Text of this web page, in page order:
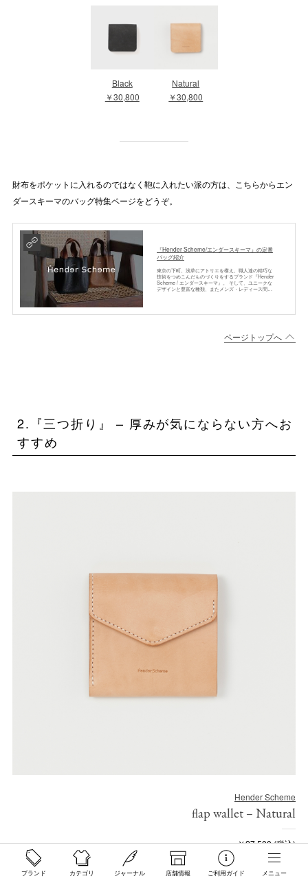
ブランド カテゴリ ジャーナル 店舗情報 ご利用ガイド メニュー
Black
￥30,800
Natural
￥30,800
財布をポケットに入れるのではなく鞄に入れたい派の方は、こちらからエン
ダースキーマのバッグ特集ページをどうぞ。
『Hender Scheme/エンダースキーマ』の定番
バッグ紹介
東京の下町、浅草にアトリエを構え、職人達の精巧な
技術をつめこんだものづくりをするブランド『Hender
Scheme / エンダースキーマ』。 そして、ユニークな
デザインと豊富な種類、またメンズ・レディース問わ
2.『三つ折り』 – 厚みが気にならない方へお
すすめ
Hender Scheme
flap wallet – Natural
￥27,500 (税込)
このアイテムを購入する